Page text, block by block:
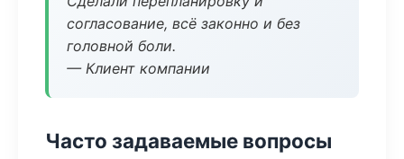
согласование, всё законно и без
головной боли.
— Клиент компании
Часто задаваемые вопросы